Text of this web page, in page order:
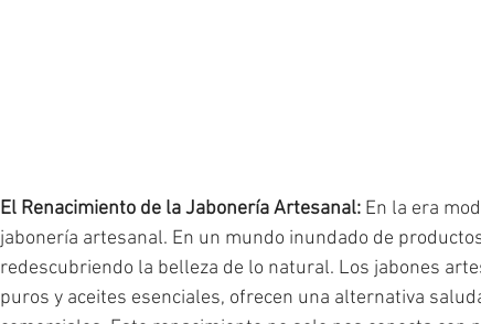
El Renacimiento de la Jabonería Artesanal: En la era
jabonería artesanal. En un mundo inundado de
redescubriendo la belleza de lo natural. Los jabones
puros y aceites esenciales, ofrecen una alternativa